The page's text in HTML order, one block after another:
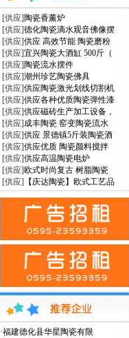
[供应]陶瓷香薰炉
[供应]德化陶瓷滴水观音佛像摆
[供应]供应 高效节能 陶瓷磨粉
[供应]宜兴陶瓷大酒缸 500斤（
[供应]陶瓷流水摆件
[供应]潮州珍艺陶瓷佛具
[供应]供应陶瓷激光划线切割机
[供应]供应各种优质陶瓷弹性漆
[供应]供应磁砖生产加工设备，
[供应]成丰陶瓷 窑变陶瓷流水
[供应]供应 景德镇5斤装陶瓷酒
[供应]供应优质 陶瓷颜料搅拌
[供应]供应高温陶瓷电炉
[供应]欧式时尚复古 树脂陶瓷
[供应] 【庆达陶瓷】欧式工艺品
·福建德化县华星陶瓷有限